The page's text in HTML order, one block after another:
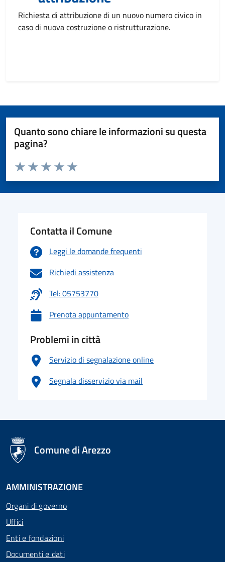
Richiesta di attribuzione di un nuovo numero civico in
caso di nuova costruzione o ristrutturazione.
Quanto sono chiare le informazioni su questa
pagina?
Valuta da 1 a 5 stelle la pagina
Valuta 5 stelle su 5
Valuta 4 stelle su 5
Valuta 3 stelle su 5
Valuta 2 stelle su 5
Valuta 1 stelle su 5
Contatta il Comune
Leggi le domande frequenti
Richiedi assistenza
Tel: 05753770
Prenota appuntamento
Problemi in città
Servizio di segnalazione online
Segnala disservizio via mail
logo Unione Europea
Comune di Arezzo
AMMINISTRAZIONE
Organi di governo
Uffici
Enti e fondazioni
Documenti e dati